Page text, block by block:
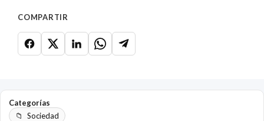
COMPARTIR
Categorías
Sociedad